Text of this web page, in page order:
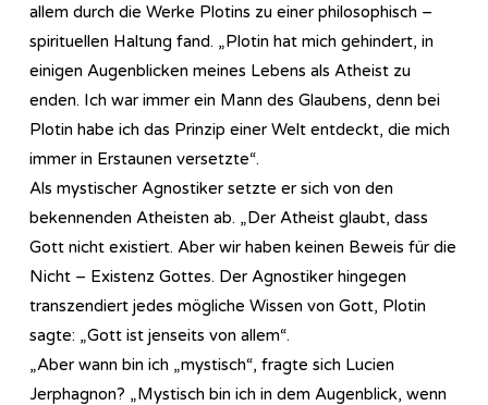
allem durch die Werke Plotins zu einer philosophisch –
spirituellen Haltung fand. „Plotin hat mich gehindert, in
einigen Augenblicken meines Lebens als Atheist zu
enden. Ich war immer ein Mann des Glaubens, denn bei
Plotin habe ich das Prinzip einer Welt entdeckt, die mich
immer in Erstaunen versetzte“.
Als mystischer Agnostiker setzte er sich von den
bekennenden Atheisten ab. „Der Atheist glaubt, dass
Gott nicht existiert. Aber wir haben keinen Beweis für die
Nicht – Existenz Gottes. Der Agnostiker hingegen
transzendiert jedes mögliche Wissen von Gott, Plotin
sagte: „Gott ist jenseits von allem“.
„Aber wann bin ich „mystisch“, fragte sich Lucien
Jerphagnon? „Mystisch bin ich in dem Augenblick, wenn